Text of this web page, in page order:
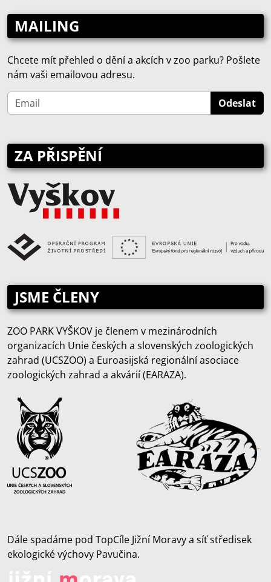
MAILING
Chcete mít přehled o dění a akcích v zoo parku? Pošlete
nám vaši emailovou adresu.
ZA PŘISPĚNÍ
JSME ČLENY
ZOO PARK VYŠKOV je členem v mezinárodních
organizacích Unie českých a slovenských zoologických
zahrad (UCSZOO) a Euroasijská regionální asociace
zoologických zahrad a akvárií (EARAZA).
Dále spadáme pod TopCíle Jižní Moravy a síť středisek
ekologické výchovy Pavučina.